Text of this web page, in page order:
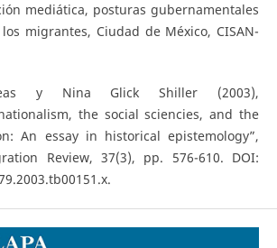
mediática, posturas gubernamentales
migrantes, Ciudad de México, CISAN-
y Nina Glick Shiller (2003),
the social sciencies, and the
An essay in historical epistemology”,
Review, 37(3), pp. 576-610. DOI: